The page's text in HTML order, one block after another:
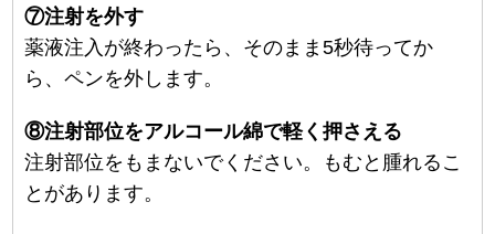
⑦注射を外す
薬液注入が終わったら、そのまま5秒待ってか
ら、ペンを外します。
⑧注射部位をアルコール綿で軽く押さえる
注射部位をもまないでください。もむと腫れるこ
とがあります。